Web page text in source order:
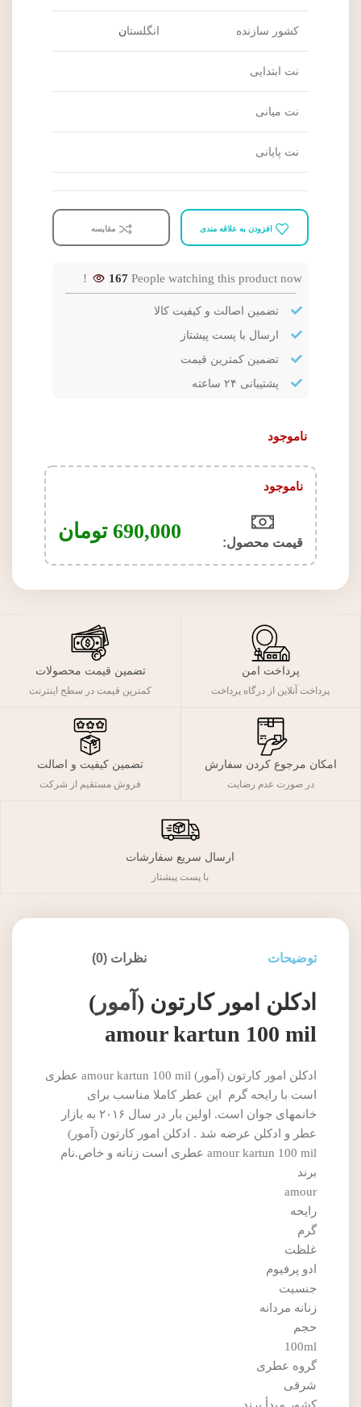
کشور سازنده انگلستان
نت ابتدایی
نت میانی
نت پایانی
افزودن به علاقه مندی مقایسه
167 People watching this product now!
تضمین اصالت و کیفیت کالا
ارسال با پست پیشتاز
تضمین کمترین قیمت
پشتیبانی ۲۴ ساعته
ناموجود
ناموجود
قیمت محصول:​ 690,000 تومان
پرداخت امن
پرداخت آنلاین از درگاه پرداخت
تضمین قیمت محصولات
کمترین قیمت در سطح اینترنت
امکان مرجوع کردن سفارش
در صورت عدم رضایت
تضمین کیفیت و اصالت
فروش مستقیم از شرکت
ارسال سریع سفارشات
با پست پیشتاز
توضیحات نظرات (0)
ادکلن امور کارتون ( آمور )
amour kartun 100 mil
ادکلن امور کارتون (آمور) amour kartun 100 mil عطری
است با رایحه گرم این عطر کاملا مناسب برای
خانمهای جوان است. اولین بار در سال ۲۰۱۶ به بازار
عطر و ادکلن عرضه شد . ادکلن امور کارتون (آمور)
amour kartun 100 mil عطری است زنانه و خاص.نام
برند
amour
رایحه
گرم
غلظت
ادو پرفیوم
جنسیت
زنانه مردانه
حجم
100ml
گروه عطری
شرقی